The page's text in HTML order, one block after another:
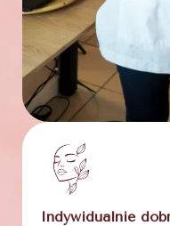
Indywidualnie